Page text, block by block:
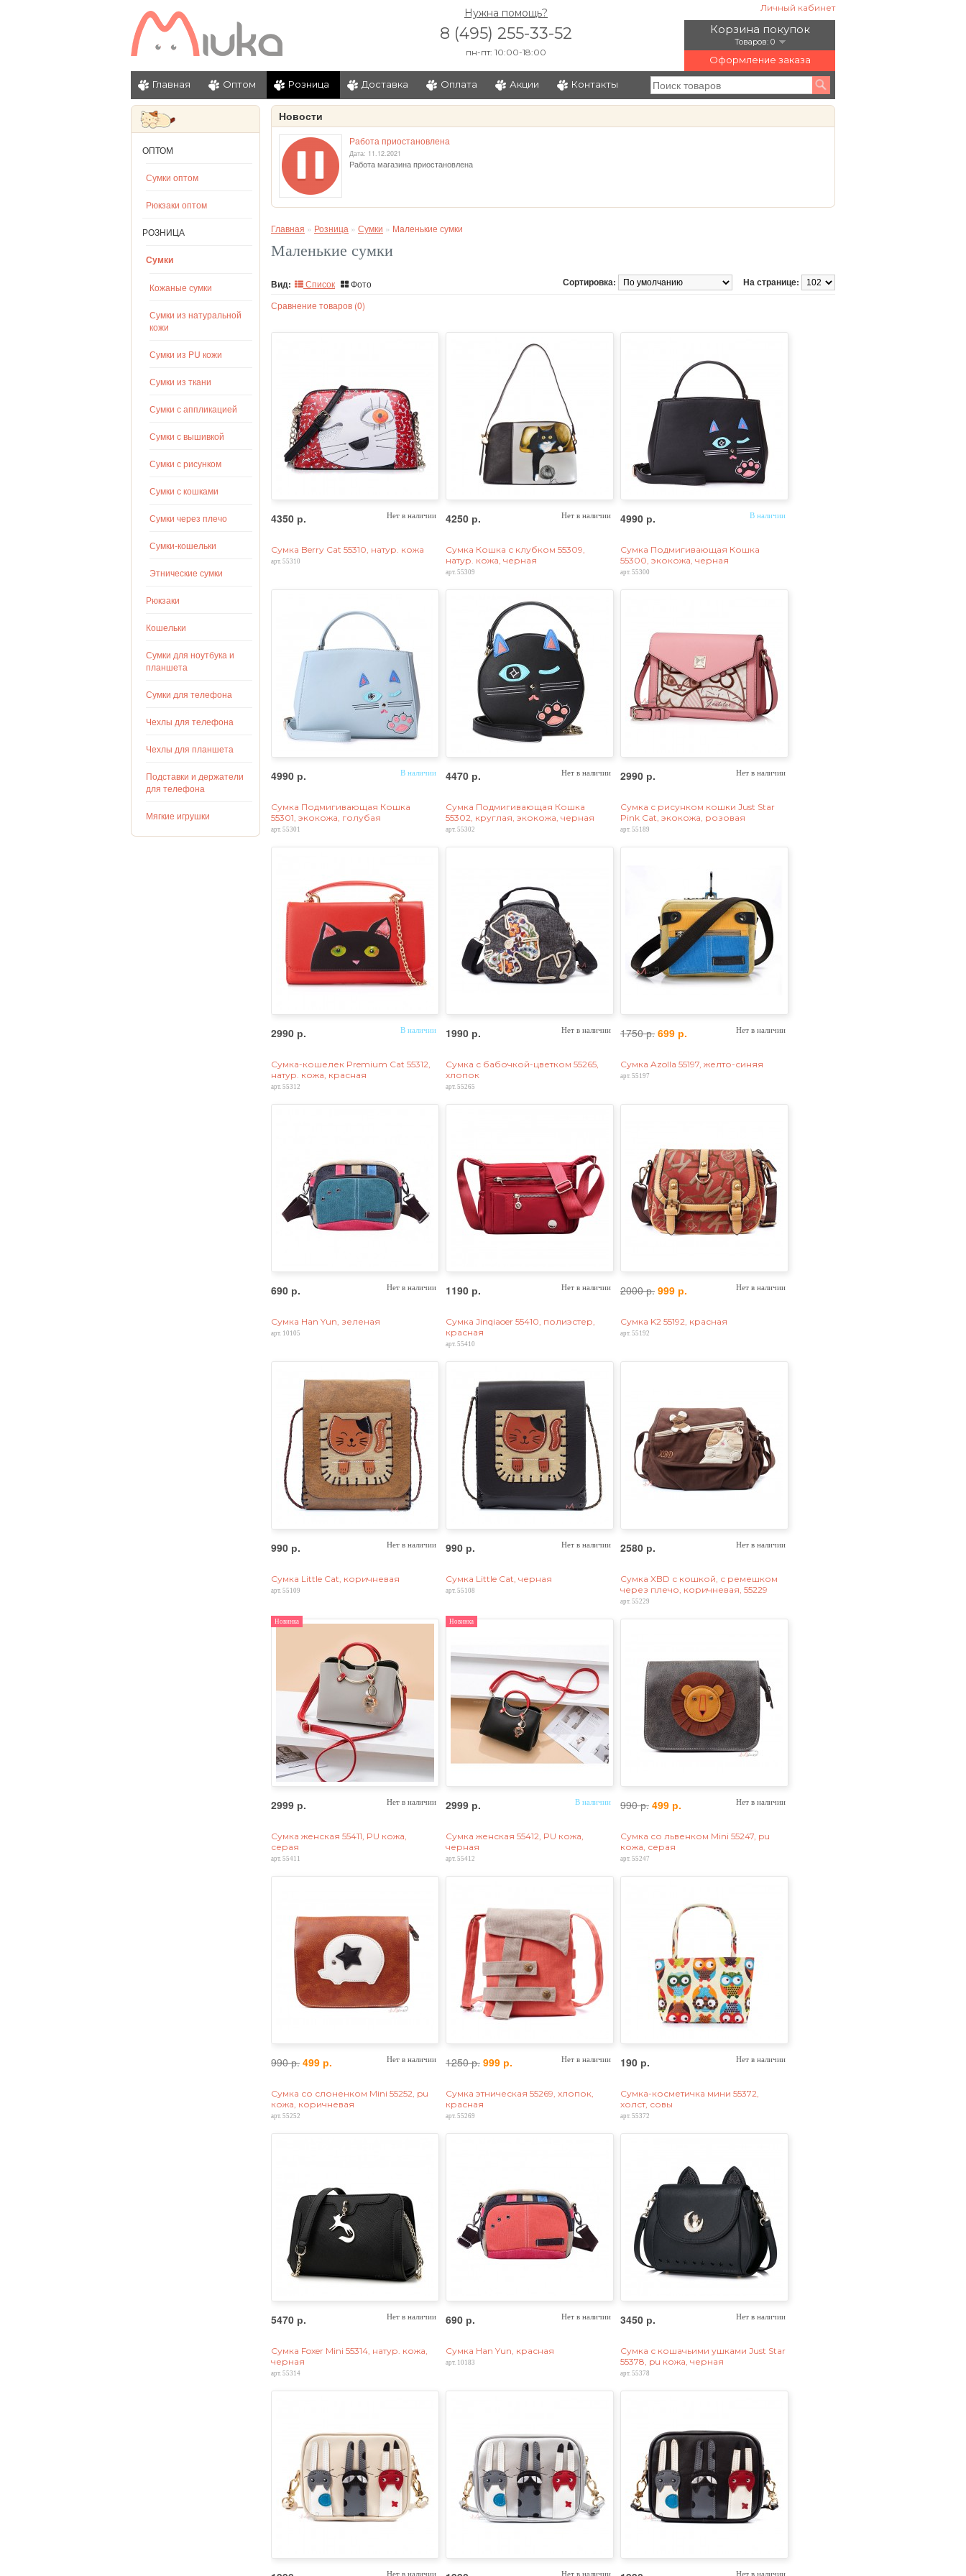
Личный кабинет
Корзина покупок
Товаров: 0
Оформление заказа
Нужна помощь?
8 (495) 255-33-52
пн-пт: 10:00-18:00
Главная Оптом Розница Доставка Оплата Акции Контакты
ОПТОМ
Сумки оптом
Рюкзаки оптом
РОЗНИЦА
Сумки
Кожаные сумки
Сумки из натуральной
кожи
Сумки из PU кожи
Сумки из ткани
Сумки с аппликацией
Сумки с вышивкой
Сумки с рисунком
Сумки с кошками
Сумки через плечо
Сумки-кошельки
Этнические сумки
Рюкзаки
Кошельки
Сумки для ноутбука и
планшета
Сумки для телефона
Чехлы для телефона
Чехлы для планшета
Подставки и держатели
для телефона
Мягкие игрушки
Новости
Работа приостановлена
Дата: 11.12.2021
Работа магазина приостановлена
Главная » Розница » Сумки » Маленькие сумки
Маленькие сумки
Вид: Список Фото На странице:
Сортировка:
Сравнение товаров (0)
4350 р. Нет в наличии
Сумка Berry Cat 55310, натур. кожа
арт. 55310
4250 р. Нет в наличии
Сумка Кошка с клубком 55309,
натур. кожа, черная
арт. 55309
4990 р. В наличии
Сумка Подмигивающая Кошка
55300, экокожа, черная
арт. 55300
4990 р. В наличии
Сумка Подмигивающая Кошка
55301, экокожа, голубая
арт. 55301
4470 р. Нет в наличии
Сумка Подмигивающая Кошка
55302, круглая, экокожа, черная
арт. 55302
2990 р. Нет в наличии
Сумка с рисунком кошки Just Star
Pink Cat, экокожа, розовая
арт. 55189
2990 р. В наличии
Сумка-кошелек Premium Cat 55312,
натур. кожа, красная
арт. 55312
1990 р. Нет в наличии
Сумка с бабочкой-цветком 55265,
хлопок
арт. 55265
1750 р. 699 р. Нет в наличии
Сумка Azolla 55197, желто-синяя
арт. 55197
690 р. Нет в наличии
Сумка Han Yun, зеленая
арт. 10105
1190 р. Нет в наличии
Сумка Jinqiaoer 55410, полиэстер,
красная
арт. 55410
2000 р. 999 р. Нет в наличии
Сумка K2 55192, красная
арт. 55192
990 р. Нет в наличии
Сумка Little Cat, коричневая
арт. 55109
990 р. Нет в наличии
Сумка Little Cat, черная
арт. 55108
2580 р. Нет в наличии
Сумка XBD с кошкой, с ремешком
через плечо, коричневая, 55229
арт. 55229
Новинка
2999 р. Нет в наличии
Сумка женская 55411, PU кожа,
серая
арт. 55411
Новинка
2999 р. В наличии
Сумка женская 55412, PU кожа,
черная
арт. 55412
990 р. 499 р. Нет в наличии
Сумка со львенком Mini 55247, pu
кожа, серая
арт. 55247
990 р. 499 р. Нет в наличии
Сумка со слоненком Mini 55252, pu
кожа, коричневая
арт. 55252
1250 р. 999 р. Нет в наличии
Сумка этническая 55269, хлопок,
красная
арт. 55269
190 р. Нет в наличии
Сумка-косметичка мини 55372,
холст, совы
арт. 55372
5470 р. Нет в наличии
Сумка Foxer Mini 55314, натур. кожа,
черная
арт. 55314
690 р. Нет в наличии
Сумка Han Yun, красная
арт. 10183
3450 р. Нет в наличии
Сумка с кошачьими ушками Just Star
55378, pu кожа, черная
арт. 55378
Нет в наличии Нет в наличии Нет в наличии